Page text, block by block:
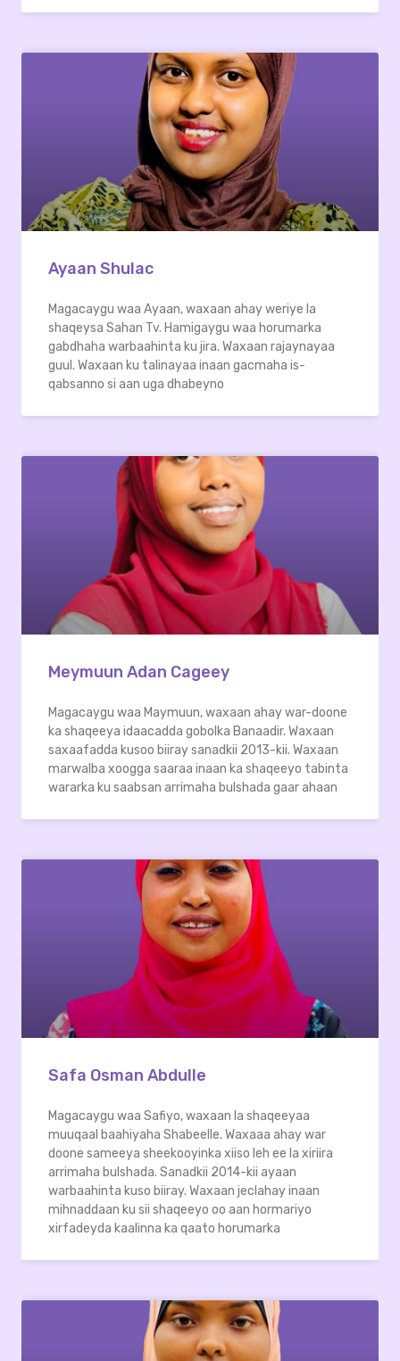
Ayaan Shulac
Magacaygu waa Ayaan, waxaan ahay weriye la
shaqeysa Sahan Tv. Hamigaygu waa horumarka
gabdhaha warbaahinta ku jira. Waxaan rajaynayaa
guul. Waxaan ku talinayaa inaan gacmaha is-
qabsanno si aan uga dhabeyno
Meymuun Adan Cageey
Magacaygu waa Maymuun, waxaan ahay war-doone
ka shaqeeya idaacadda gobolka Banaadir. Waxaan
saxaafadda kusoo biiray sanadkii 2013-kii. Waxaan
marwalba xoogga saaraa inaan ka shaqeeyo tabinta
wararka ku saabsan arrimaha bulshada gaar ahaan
Safa Osman Abdulle
Magacaygu waa Safiyo, waxaan la shaqeeyaa
muuqaal baahiyaha Shabeelle. Waxaaa ahay war
doone sameeya sheekooyinka xiiso leh ee la xiriira
arrimaha bulshada. Sanadkii 2014-kii ayaan
warbaahinta kuso biiray. Waxaan jeclahay inaan
mihnaddaan ku sii shaqeeyo oo aan hormariyo
xirfadeyda kaalinna ka qaato horumarka